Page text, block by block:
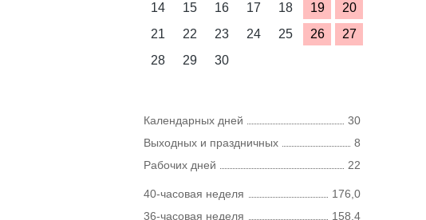
14
15 16 17 18 19
20
21
22 23 24 25 26
27
28
29 30
Календарных дней
30
Выходных и праздничных
8
Рабочих дней
22
40-часовая неделя
176,0
36-часовая неделя
158,4